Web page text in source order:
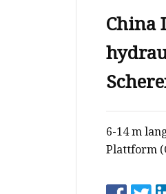
China
6-14 m
Plattform